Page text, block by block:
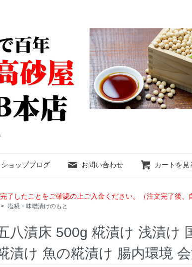
ショップブログ お問い合わせ カートを見
了したことをご確認の上ご入金ください。（注文完了後、
> 塩糀・味噌漬けのもと
八漬床 500g 糀漬け 浅漬け
漬け 魚の糀漬け 腸内環境